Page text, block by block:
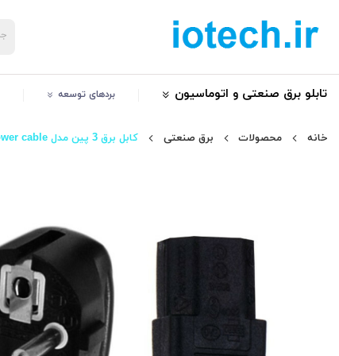
تابلو برق صنعتی و اتوماسیون بردهای توسعه
خانه محصولات برق صنعتی کابل برق 3 پین مدل power cable طول 3 متر